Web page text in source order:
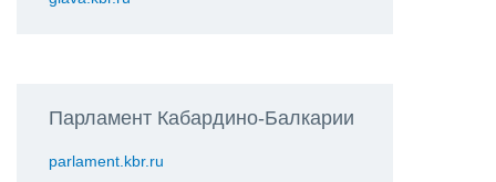
Парламент Кабардино-Балкарии
parlament.kbr.ru